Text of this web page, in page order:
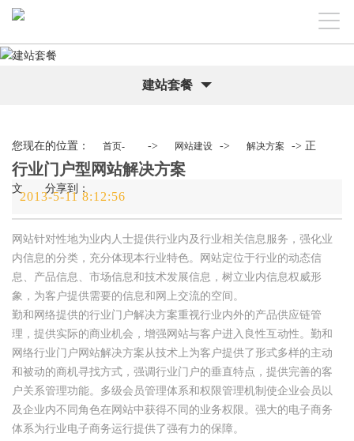
建站套餐
您现在的位置： 首页- -> 网站建设 -> 解决方案 -> 正
文 分享到：
行业门户型网站解决方案
2013-5-11 8:12:56
网站针对性地为业内人士提供行业内及行业相关信息服务，强化业
内信息的分类，充分体现本行业特色。网站定位于行业的动态信
息、产品信息、市场信息和技术发展信息，树立业内信息权威形
象，为客户提供需要的信息和网上交流的空间。
勤和网络提供的行业门户解决方案重视行业内外的产品供应链管
理，提供实际的商业机会，增强网站与客户进入良性互动性。勤和
网络行业门户网站解决方案从技术上为客户提供了形式多样的主动
和被动的商机寻找方式，强调行业门户的垂直特点，提供完善的客
户关系管理功能。多级会员管理体系和权限管理机制使企业会员以
及企业内不同角色在网站中获得不同的业务权限。强大的电子商务
体系为行业电子商务运行提供了强有力的保障。